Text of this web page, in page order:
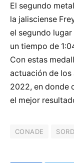
El segundo
la jalisciense
el segundo
un tiempo de
Con estas
actuación de los
2022, en donde
el mejor
CONADE